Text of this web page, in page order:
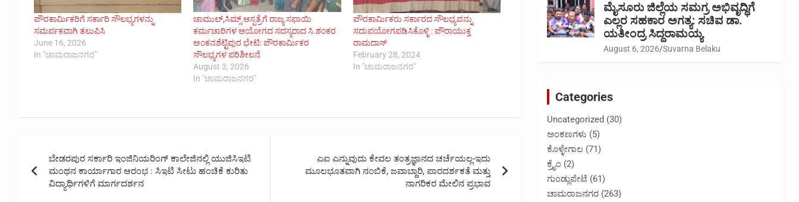
ಪೌರಕಾರ್ಮಿಕರಿಗೆ ಸರ್ಕಾರಿ ಸೌಲಭ್ಯಗಳನ್ನು
ಸಮರ್ಪಕವಾಗಿ ತಲುಪಿಸಿ
June 16, 2026
In "ಚಾಮರಾಜನಗರ"
ಚಾಮುಲ್,ಸಿಮ್ಸ್ ಆಸ್ಪತ್ರೆಗೆ ರಾಜ್ಯ ಸಫಾಯಿ
ಕರ್ಮಚಾರಿಗಳ ಆಯೋಗದ ಸದಸ್ಯರಾದ ಸಿ.ಶಂಕರ
ಅಂಕನಶೆಟ್ಟಿಪುರ ಭೇಟಿ: ಪೌರಕಾರ್ಮಿಕರ
ಸೌಲಭ್ಯಗಳ ಪರಿಶೀಲನೆ
August 3, 2026
In "ಚಾಮರಾಜನಗರ"
ಪೌರಕಾರ್ಮಿಕರು ಸರ್ಕಾರದ ಸೌಲಭ್ಯವನ್ನು
ಸದುಪಯೋಗಪಡಿಸಿಕೊಳ್ಳಿ : ಪೌರಾಯುಕ್ತ
ರಾಮದಾಸ್
February 28, 2024
In "ಚಾಮರಾಜನಗರ"
navigation
ಬೇಡರಪುರ ಸರ್ಕಾರಿ ಇಂಜಿನಿಯರಿಂಗ್ ಕಾಲೇಜಿನಲ್ಲಿ ಯುಜಿಸಿಇಟಿ
ಮಂಥನ ಕಾರ್ಯಾಗಾರ ಆರಂಭ : ಸಿಇಟಿ ಸೀಟು ಹಂಚಿಕೆ ಕುರಿತು
ವಿದ್ಯಾರ್ಥಿಗಳಿಗೆ ಮಾರ್ಗದರ್ಶನ
ಎಐ ಎನ್ನುವುದು ಕೇವಲ ತಂತ್ರಜ್ಞಾನದ ಚರ್ಚೆಯಲ್ಲ-ಇದು
ಮೂಲಭೂತವಾಗಿ ನಂಬಿಕೆ, ಜವಾಬ್ದಾರಿ, ಪಾರದರ್ಶಕತೆ ಮತ್ತು
ನಾಗರಿಕರ ಮೇಲಿನ ಪ್ರಭಾವ
ಮೈಸೂರು ಜಿಲ್ಲೆಯ ಸಮಗ್ರ ಅಭಿವೃದ್ಧಿಗೆ
ಎಲ್ಲರ ಸಹಕಾರ ಅಗತ್ಯ: ಸಚಿವ ಡಾ.
ಯತೀಂದ್ರ ಸಿದ್ದರಾಮಯ್ಯ
August 6, 2026 Suvarna Belaku
Categories
Uncategorized (30)
ಅಂಕಣಗಳು (5)
ಕೊಳ್ಳೇಗಾಲ (71)
ಕ್ರೈಂ (2)
ಗುಂಡ್ಲುಪೇಟೆ (61)
ಚಾಮರಾಜನಗರ (263)